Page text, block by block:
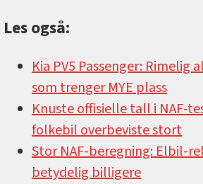
Les også:
Kia PV5 Passenger: Rimelig
som trenger MYE plass
Knuste offisielle tall i NAF-
folkebil overbeviste stort
Stor NAF-beregning: Elbil-
betydelig billigere